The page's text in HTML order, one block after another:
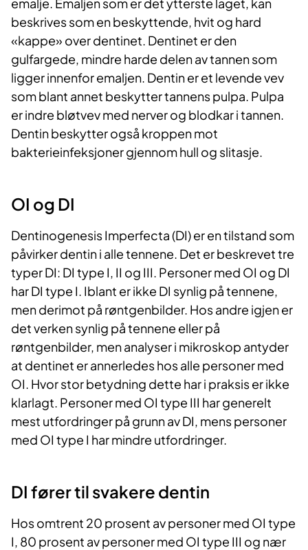
beskrives som en beskyttende, hvit og hard
«kappe» over dentinet. Dentinet er den
gulfargede, mindre harde delen av tannen som
ligger innenfor emaljen. Dentin er et levende vev
som blant annet beskytter tannens pulpa. Pulpa
er indre bløtvev med nerver og blodkar i tannen.
Dentin beskytter også kroppen mot
bakterieinfeksjoner gjennom hull og slitasje.
OI og DI
Dentinogenesis Imperfecta (DI) er en tilstand som
påvirker dentin i alle tennene. Det er beskrevet tre
typer DI: DI type I, II og III. Personer med OI og DI
har DI type I. Iblant er ikke DI synlig på tennene,
men derimot på røntgenbilder. Hos andre igjen er
det verken synlig på tennene eller på
røntgenbilder, men analyser i mikroskop antyder
at dentinet er annerledes hos alle personer med
OI. Hvor stor betydning dette har i praksis er ikke
klarlagt. Personer med OI type III har generelt
mest utfordringer på grunn av DI, mens personer
med OI type I har mindre utfordringer.
DI fører til svakere dentin
Hos omtrent 20 prosent av personer med OI type
I, 80 prosent av personer med OI type III og nær